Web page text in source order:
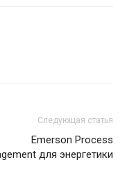
Следующая статья
Emerson Process
для энергетики